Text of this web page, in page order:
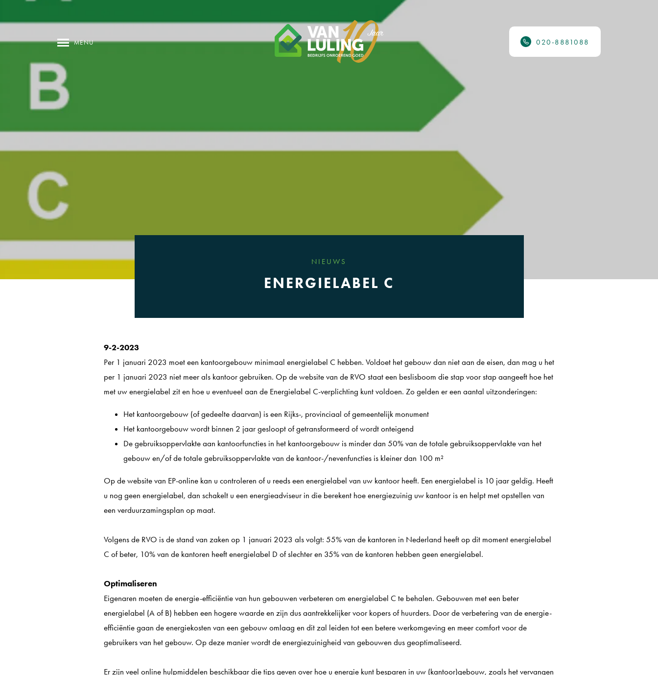
020-8881088
NIEUWS
ENERGIELABEL C
9-2-2023
Per 1 januari 2023 moet een kantoorgebouw minimaal energielabel C hebben. Voldoet het gebouw dan niet aan de eisen, dan mag u het
per 1 januari 2023 niet meer als kantoor gebruiken. Op de website van de RVO staat een beslisboom die stap voor stap aangeeft hoe het
met uw energielabel zit en hoe u eventueel aan de Energielabel C-verplichting kunt voldoen. Zo gelden er een aantal uitzonderingen:
Het kantoorgebouw (of gedeelte daarvan) is een Rijks-, provinciaal of gemeentelijk monument
Het kantoorgebouw wordt binnen 2 jaar gesloopt of getransformeerd of wordt onteigend
De gebruiksoppervlakte aan kantoorfuncties in het kantoorgebouw is minder dan 50% van de totale gebruiksoppervlakte van het
gebouw en/of de totale gebruiksoppervlakte van de kantoor-/nevenfuncties is kleiner dan 100 m²
Op de website van EP-online kan u controleren of u reeds een energielabel van uw kantoor heeft. Een energielabel is 10 jaar geldig. Heeft
u nog geen energielabel, dan schakelt u een energieadviseur in die berekent hoe energiezuinig uw kantoor is en helpt met opstellen van
een verduurzamingsplan op maat.
Volgens de RVO is de stand van zaken op 1 januari 2023 als volgt: 55% van de kantoren in Nederland heeft op dit moment energielabel
C of beter, 10% van de kantoren heeft energielabel D of slechter en 35% van de kantoren hebben geen energielabel.
Optimaliseren
Eigenaren moeten de energie-efficiëntie van hun gebouwen verbeteren om energielabel C te behalen. Gebouwen met een beter
energielabel (A of B) hebben een hogere waarde en zijn dus aantrekkelijker voor kopers of huurders. Door de verbetering van de energie-
efficiëntie gaan de energiekosten van een gebouw omlaag en dit zal leiden tot een betere werkomgeving en meer comfort voor de
gebruikers van het gebouw. Op deze manier wordt de energiezuinigheid van gebouwen dus geoptimaliseerd.
Er zijn veel online hulpmiddelen beschikbaar die tips geven over hoe u energie kunt besparen in uw (kantoor)gebouw, zoals het vervangen